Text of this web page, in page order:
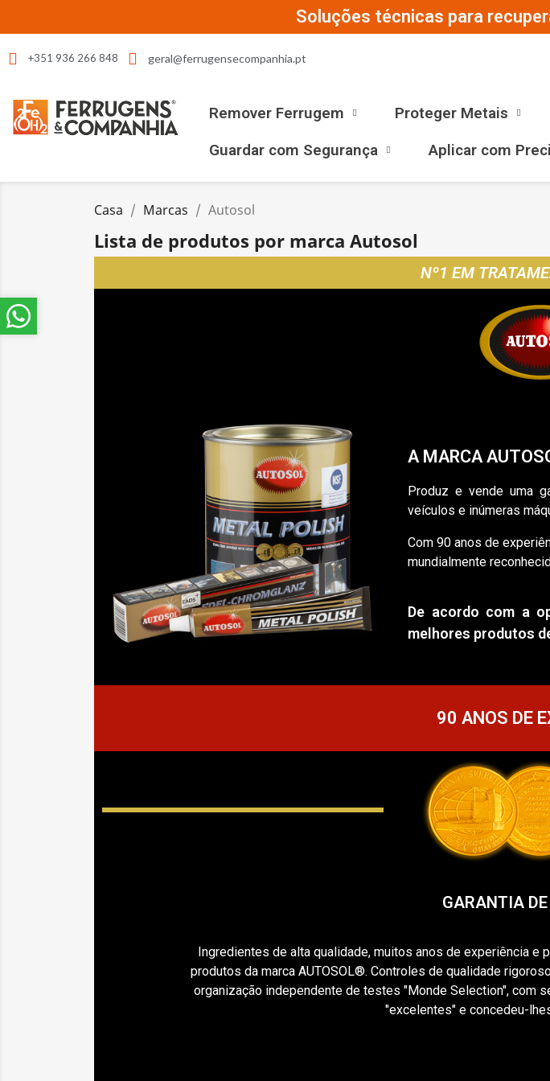
Soluções técnicas para
+351 936 266 848 geral@ferrugensecompanhia.pt
Remover Ferrugem Proteger Metais
Guardar com Segurança
Aplicar com
Casa Marcas Autosol
Lista de produtos por marca Autosol
Nº1 EM
A MARCA
Produz e vende uma
veículos e inúmeras
Com 90 anos de
mundialmente
De acordo com a
melhores produtos
90 ANOS DE
GARANTIA
Ingredientes de alta qualidade, muitos anos de experiência
produtos da marca AUTOSOL®. Controles de qualidade
organização independente de testes "Monde Selection", com
"excelentes" e concedeu-